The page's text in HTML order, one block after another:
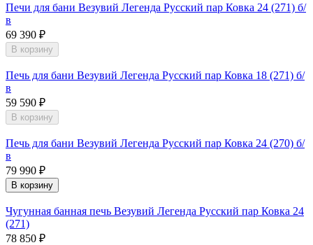
Печи для бани Везувий Легенда Русский пар Ковка 24 (271) б/
в
69 390 ₽
В корзину
Печь для бани Везувий Легенда Русский пар Ковка 18 (271) б/
в
59 590 ₽
В корзину
Печь для бани Везувий Легенда Русский пар Ковка 24 (270) б/
в
79 990 ₽
В корзину
Чугунная банная печь Везувий Легенда Русский пар Ковка 24
(271)
78 850 ₽